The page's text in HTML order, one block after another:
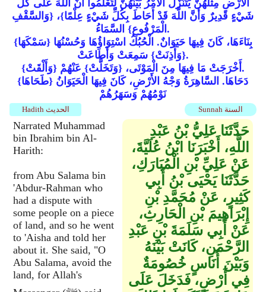
الأَرْضِ مِثْلَهُنَّ يَتَنَزَّلُ الأَمْرُ بَيْنَهُنَّ لِتَعْلَمُوا أَنَّ اللَّهَ عَلَى كُلِّ
شَيْءٍ قَدِيرٌ وَأَنَّ اللَّهَ قَدْ أَحَاطَ بِكُلِّ شَيْءٍ عِلْمًا}، {وَالسَّقْفِ
الْمَرْفُوعِ} السَّمَاءُ.
{سَمْكَهَا} بِنَاءَهَا، كَانَ فِيهَا حَيَوَانٌ. الْحُبُكُ اسْتِوَاؤُهَا وَحُسْنُهَا
{وَأَذِنَتْ} سَمِعَتْ وَأَطَاعَتْ.
{وَأَلْقَتْ} أَخْرَجَتْ مَا فِيهَا مِنَ الْمَوْتَى، {وَتَخَلَّتْ} عَنْهُمْ.
{طَحَاهَا} دَحَاهَا. السَّاهِرَةُ وَجْهُ الأَرْضِ، كَانَ فِيهَا الْحَيَوَانُ
نَوْمُهُمْ وَسَهَرُهُمْ
Sunnah السنة Hadith الحديث
Narrated Muhammad
bin Ibrahim bin Al-
Harith:
from Abu Salama bin
'Abdur-Rahman who
had a dispute with
some people on a piece
of land, and so he went
to 'Aisha and told her
about it. She said, "O
Abu Salama, avoid the
land, for Allah's
حَدَّثَنَا عَلِيُّ بْنُ عَبْدِ
اللَّهِ، أَخْبَرَنَا ابْنُ عُلَيَّةَ،
عَنْ عَلِيِّ بْنِ الْمُبَارَكِ،
حَدَّثَنَا يَحْيَى بْنُ أَبِي
كَثِيرٍ، عَنْ مُحَمَّدِ بْنِ
إِبْرَاهِيمَ بْنِ الْحَارِثِ،
عَنْ أَبِي سَلَمَةَ بْنِ عَبْدِ
الرَّحْمَنِ، كَانَتْ بَيْنَهُ
وَبَيْنَ أُنَاسٍ خُصُومَةٌ
فِي أَرْضٍ، فَدَخَلَ عَلَى